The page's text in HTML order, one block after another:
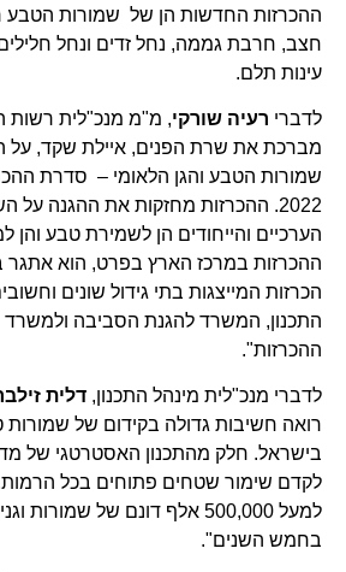
ההכרזות החדשות הן של שמורות הטבע
חצב, חרבת גממה, נחל זדים ונחל חלילים
עינות תלם.
לדברירעיה שורקי, מ"מ מנכ"לית רשות
מברכת את שרת הפנים, איילת שקד, על
שמורות הטבע והגן הלאומי – סדרת
2022. ההכרזות מחזקות את ההגנה על
הערכיים והייחודים הן לשמירת טבע והן
ההכרזות במרכז הארץ בפרט, הוא אתגר
הכרזות המייצגות בתי גידול שונים
התכנון, המשרד להגנת הסביבה ולמשרד
ההכרזות".
לדברי מנכ"לית מינהל התכנון,דלית זילבר:
רואה חשיבות גדולה בקידום של שמורות
בישראל. חלק מהתכנון האסטרטגי של
לקדם שימור שטחים פתוחים בכל הרמות.
למעל 500,000 אלף דונם של שמורות
בחמש השנים".